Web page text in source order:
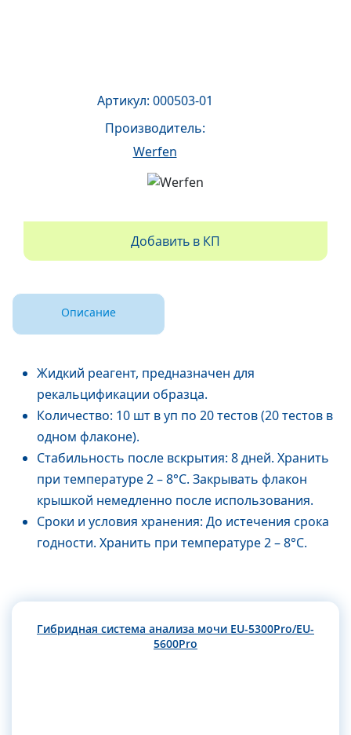
Артикул: 000503-01
Производитель:
Werfen
Добавить в КП
Описание
Жидкий реагент, предназначен для
рекальцификации образца.
Количество: 10 шт в уп по 20 тестов (20 тестов в
одном флаконе).
Стабильность после вскрытия: 8 дней. Хранить
при температуре 2 – 8°C. Закрывать флакон
крышкой немедленно после использования.
Сроки и условия хранения: До истечения срока
годности. Хранить при температуре 2 – 8°C.
Гибридная система анализа мочи EU-5300Pro/EU-
5600Pro